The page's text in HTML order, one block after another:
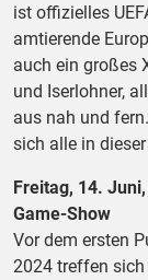
ist offizielles
amtierende
auch ein großes
und Iserlohner,
aus nah und
sich alle in
Freitag, 14.
Game-Show
Vor dem ersten
2024 treffen